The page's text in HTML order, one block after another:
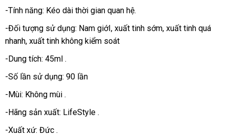
VipMen
thiết
kế
cấp
sang
-Tính năng: Kéo dài thời gian quan hệ.
-Đối tượng sử dụng: Nam giớIlấy
hàng
, xuất tinh sớmđấu
, xuất tinh đăng
quá
nhanhgiao
hàng
, xuất tinh không kiểm soát
-Dung tích: 45ml .
-Số lần sử dụng: 90 lần
-Mùi: Không mùi .
-Hãng sản xuất: LifeStyle .
-Xuất xứ: Đức .